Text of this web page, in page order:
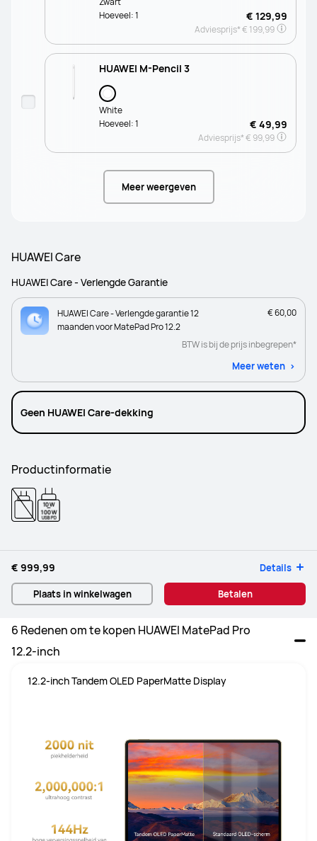
€ 129,99
Adviesprijs*€ 199,99
Hoeveel:1
HUAWEI M-Pencil 3
White
€ 49,99
Adviesprijs*€ 99,99
Hoeveel:1
Meer weergeven
HUAWEI Care
HUAWEI Care - Verlengde Garantie
HUAWEI Care - Verlengde garantie 12
maanden voor MatePad Pro 12.2
€ 60,00
BTW is bij de prijs inbegrepen*
Meer weten
Geen HUAWEI Care-dekking
Productinformatie
10W
-
100W
USB PD
€ 999,99 Details
Plaats in winkelwagen Betalen
6 Redenen om te kopen HUAWEI MatePad Pro
12.2-inch
12.2-inch Tandem OLED PaperMatte Display